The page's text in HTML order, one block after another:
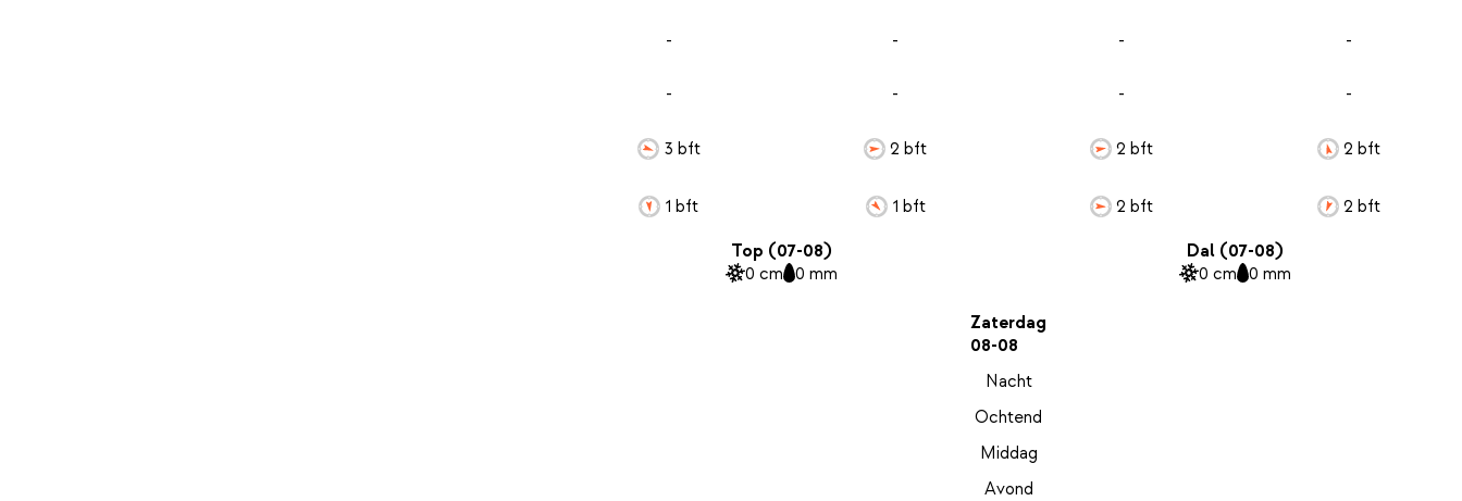
-
-
3 bft
1 bft
-
-
2 bft
1 bft
-
-
2 bft
2 bft
-
-
2 bft
2 bft
Top (07-08)
0 cm 0 mm
Dal (07-08)
0 cm 0 mm
Zaterdag
08-08
Nacht
Ochtend
Middag
Avond